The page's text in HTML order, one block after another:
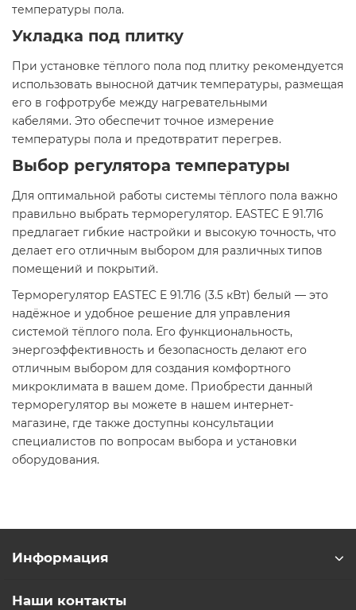
температуры пола.​
Укладка под плитку
При установке тёплого пола под плитку рекомендуется
использовать выносной датчик температуры, размещая
его в гофротрубе между нагревательными
кабелями. Это обеспечит точное измерение
температуры пола и предотвратит перегрев.​
Выбор регулятора температуры
Для оптимальной работы системы тёплого пола важно
правильно выбрать терморегулятор. EASTEC E 91.716
предлагает гибкие настройки и высокую точность, что
делает его отличным выбором для различных типов
помещений и покрытий.​
Терморегулятор EASTEC E 91.716 (3.5 кВт) белый — это
надёжное и удобное решение для управления
системой тёплого пола. Его функциональность,
энергоэффективность и безопасность делают его
отличным выбором для создания комфортного
микроклимата в вашем доме. Приобрести данный
терморегулятор вы можете в нашем интернет-
магазине, где также доступны консультации
специалистов по вопросам выбора и установки
оборудования.​
Информация
Наши контакты